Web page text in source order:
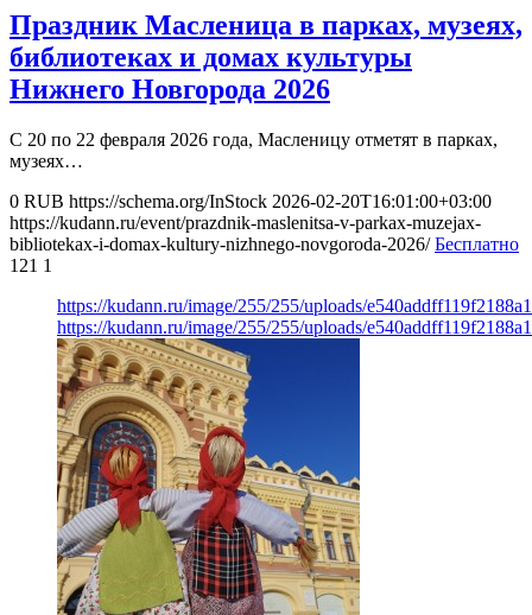
Праздник Масленица в парках, музеях,
библиотеках и домах культуры
Нижнего Новгорода 2026
С 20 по 22 февраля 2026 года, Масленицу отметят в парках,
музеях…
0 RUB https://schema.org/InStock 2026-02-20T16:01:00+03:00
https://kudann.ru/event/prazdnik-maslenitsa-v-parkax-muzejax-
bibliotekax-i-domax-kultury-nizhnego-novgoroda-2026/ Бесплатно
121 1
https://kudann.ru/image/255/255/uploads/
https://kudann.ru/image/255/255/uploads/